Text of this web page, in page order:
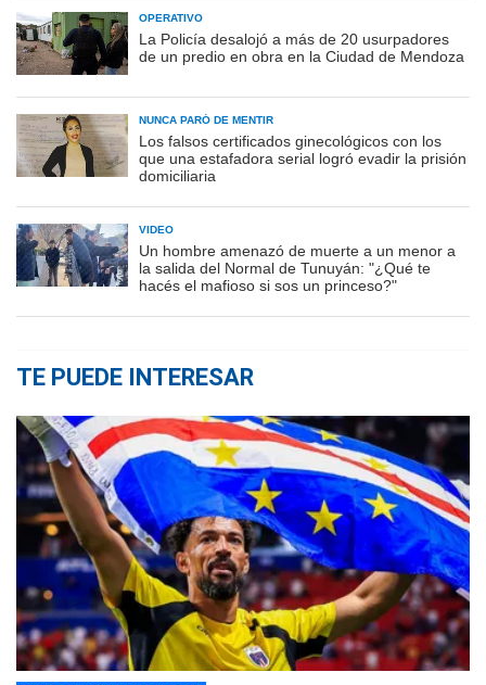
OPERATIVO
La Policía desalojó a más de 20 usurpadores
de un predio en obra en la Ciudad de Mendoza
NUNCA PARÓ DE MENTIR
Los falsos certificados ginecológicos con los
que una estafadora serial logró evadir la prisión
domiciliaria
VIDEO
Un hombre amenazó de muerte a un menor a
la salida del Normal de Tunuyán: "¿Qué te
hacés el mafioso si sos un princeso?"
TE PUEDE INTERESAR